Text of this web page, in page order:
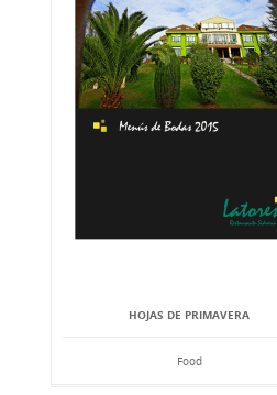
HOJAS DE PRIMAVERA
Food